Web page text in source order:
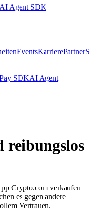
AI Agent SDK
EventsKarrierePartnerS
Pay SDKAI Agent
reibungslos
Crypto.com verkaufen
es gegen andere
Vertrauen.